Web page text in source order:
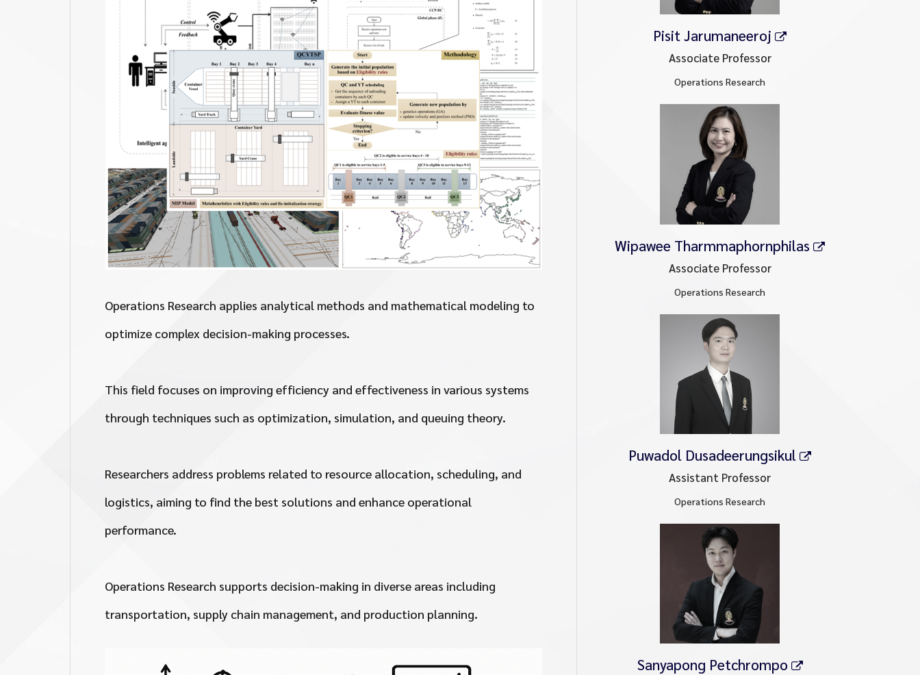
Operations Research applies analytical methods and mathematical modeling to
optimize complex decision-making processes.
This field focuses on improving efficiency and effectiveness in various systems
through techniques such as optimization, simulation, and queuing theory.
Researchers address problems related to resource allocation, scheduling, and
logistics, aiming to find the best solutions and enhance operational
performance.
Operations Research supports decision-making in diverse areas including
transportation, supply chain management, and production planning.
Pisit Jarumaneeroj
Associate Professor
Operations Research
Wipawee Tharmmaphornphilas
Associate Professor
Operations Research
Puwadol Dusadeerungsikul
Assistant Professor
Operations Research
Sanyapong Petchrompo